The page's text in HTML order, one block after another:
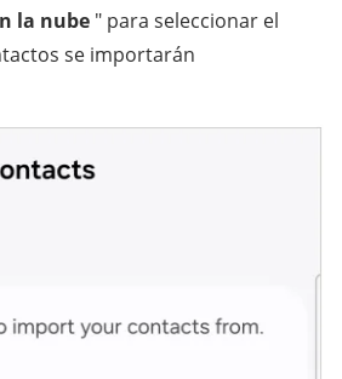
la nube " para seleccionar el
se importarán